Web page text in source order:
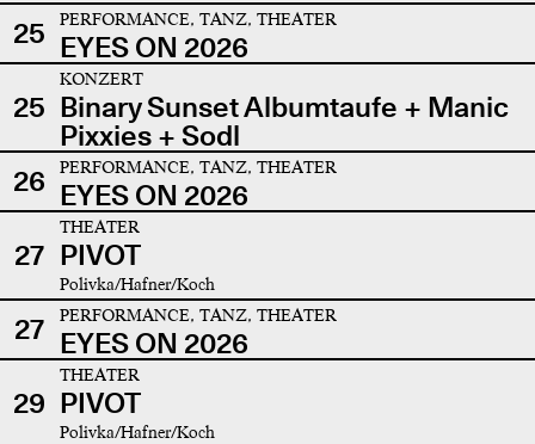
25 PERFORMANCE, TANZ, THEATER
EYES ON 2026
25
KONZERT
Binary Sunset Albumtaufe + Manic
Pixxies + Sodl
26
PERFORMANCE, TANZ, THEATER
EYES ON 2026
27
THEATER
PIVOT
Polivka/Hafner/Koch
27 PERFORMANCE, TANZ, THEATER
EYES ON 2026
29
THEATER
PIVOT
Polivka/Hafner/Koch